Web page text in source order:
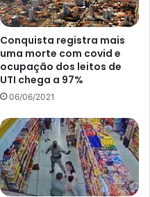
Conquista registra mais
uma morte com covid e
ocupação dos leitos de
UTI chega a 97%
06/06/2021